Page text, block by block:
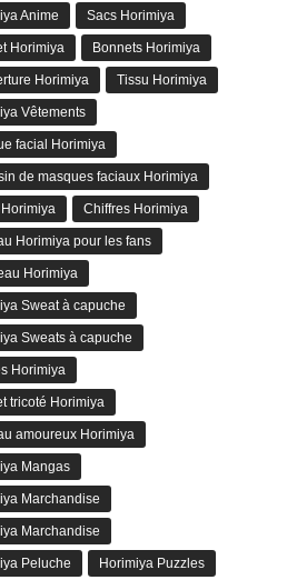
Anime Sacs Horimiya
Horimiya Bonnets Horimiya
Horimiya Tissu Horimiya
Vêtements
facial Horimiya
de masques faciaux Horimiya
Chiffres Horimiya
Horimiya pour les fans
Horimiya
Sweat à capuche
Sweats à capuche
Horimiya
tricoté Horimiya
amoureux Horimiya
Mangas
Marchandise
Marchandise
Peluche Horimiya Puzzles